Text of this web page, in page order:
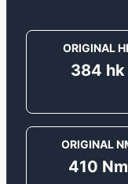
ORIGINAL
384 hk
ORIGINAL
410 Nm